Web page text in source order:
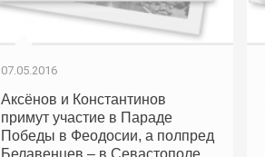
07.05.2016
Аксёнов и Константинов
примут участие в Параде
Победы в Феодосии, а полпред
Белавенцев – в Севастополе